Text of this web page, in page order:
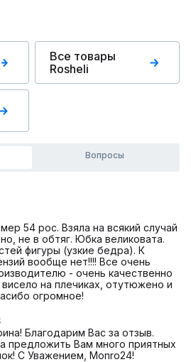
Все товары
Rosheli
Вопросы
54 рос. Взяла на всякий случай
не в обтяг. Юбка великовата.
фигуры (узкие бедра). К
вообще нет!!!! Все очень
- очень качественно
на плечиках, отутюжено и
огромное!
Благодарим Вас за отзыв.
предложить Вам много приятных
С Уважением, Monro24!